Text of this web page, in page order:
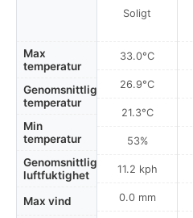
Max
temperatur
Genomsnittlig
temperatur
Min
temperatur
Genomsnittlig
luftfuktighet
Max vind
Soligt
33.0°C
26.9°C
21.3°C
53%
11.2 kph
0.0 mm